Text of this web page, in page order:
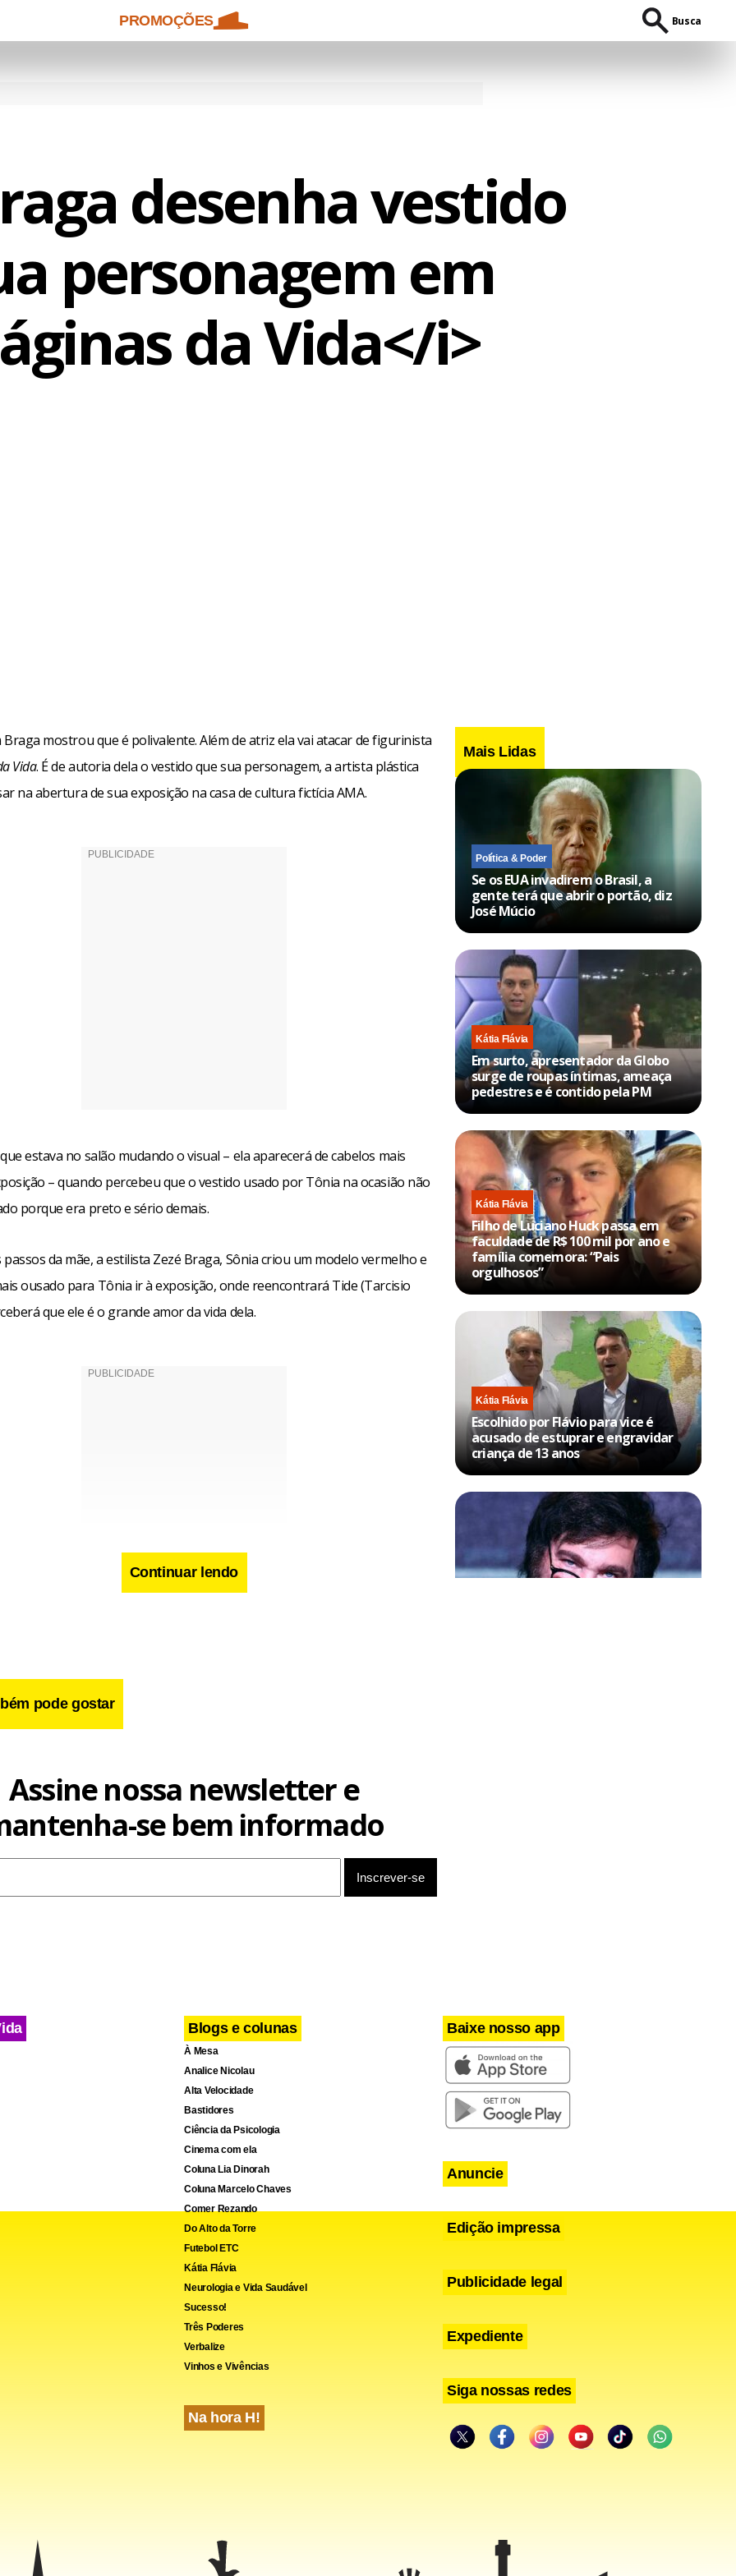
PROMOÇÕES Busca
desenha vestido
personagem em
da Vida</i>
Braga mostrou que é polivalente. Além de atriz ela vai atacar de figurinista
Vida. É de autoria dela o vestido que sua personagem, a artista plástica
na abertura de sua exposição na casa de cultura fictícia AMA.
estava no salão mudando o visual – ela aparecerá de cabelos mais
– quando percebeu que o vestido usado por Tônia na ocasião não
porque era preto e sério demais.
da mãe, a estilista Zezé Braga, Sônia criou um modelo vermelho e
ousado para Tônia ir à exposição, onde reencontrará Tide (Tarcisio
que ele é o grande amor da vida dela.
LinkedIn
Twitter
X
Continuar lendo
pode gostar
Mais Lidas
Política & Poder
Se os EUA invadirem o Brasil, a
gente terá que abrir o portão, diz
José Múcio
Kátia Flávia
Em surto, apresentador da Globo
surge de roupas íntimas, ameaça
pedestres e é contido pela PM
Kátia Flávia
Filho de Luciano Huck passa em
faculdade de R$ 100 mil por ano e
família comemora: “Pais
orgulhosos”
Kátia Flávia
Escolhido por Flávio para vice é
acusado de estuprar e engravidar
criança de 13 anos
Assine nossa newsletter e
se bem informado
Blogs e colunas
À Mesa
Analice Nicolau
Alta Velocidade
Bastidores
Ciência da Psicologia
Cinema com ela
Coluna Lia Dinorah
Coluna Marcelo Chaves
Comer Rezando
Do Alto da Torre
Futebol ETC
Kátia Flávia
Neurologia e Vida Saudável
Sucesso!
Três Poderes
Verbalize
Vinhos e Vivências
Na hora H!
Baixe nosso app
Anuncie
Edição impressa
Publicidade legal
Expediente
Siga nossas redes